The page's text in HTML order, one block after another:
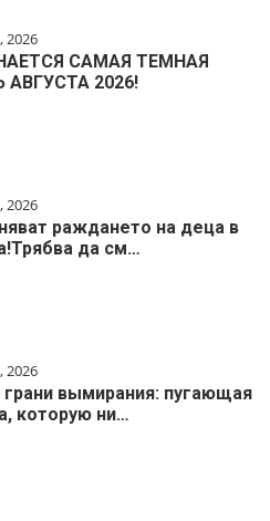
2026
САМАЯ ТЕМНАЯ
АВГУСТА 2026!
2026
раждането на деца в
да см…
2026
вымирания: пугающая
которую ни…